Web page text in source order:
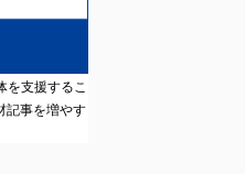
を支援するこ
記事を増やす